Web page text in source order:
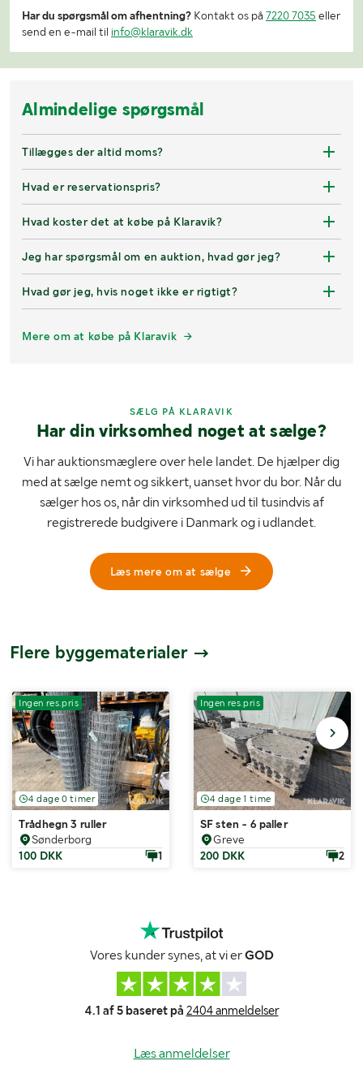
Har du spørgsmål om afhentning? Kontakt os på 7220 7035 eller
send en e-mail til info@klaravik.dk
Almindelige spørgsmål
Tillægges der altid moms?
Hvad er reservationspris?
Hvad koster det at købe på Klaravik?
Jeg har spørgsmål om en auktion, hvad gør jeg?
Hvad gør jeg, hvis noget ikke er rigtigt?
Mere om at købe på Klaravik
SÆLG PÅ KLARAVIK
Har din virksomhed noget at sælge?
Vi har auktionsmæglere over hele landet. De hjælper dig
med at sælge nemt og sikkert, uanset hvor du bor. Når du
sælger hos os, når din virksomhed ud til tusindvis af
registrerede budgivere i Danmark og i udlandet.
Læs mere om at sælge
Flere byggematerialer
Ingen res.pris
4 dage 0 timer
Trådhegn 3 ruller
Sønderborg
100 DKK
1
Ingen res.pris
4 dage 1 time
SF sten - 6 paller
Greve
200 DKK
2
Vores kunder synes, at vi erGOD
4.1 af 5 baseret på 2404 anmeldelser
Læs anmeldelser